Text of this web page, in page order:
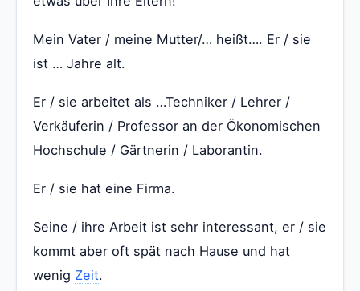
Mein Vater / meine Mutter/… heißt…. Er / sie
ist … Jahre alt.
Er / sie arbeitet als …Techniker / Lehrer /
Verkäuferin / Professor an der Ökonomischen
Hochschule / Gärtnerin / Laborantin.
Er / sie hat eine Firma.
Seine / ihre Arbeit ist sehr interessant, er / sie
kommt aber oft spät nach Hause und hat
wenig Zeit.